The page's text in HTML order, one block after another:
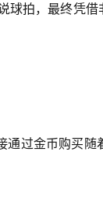
拍，最终凭
过金币购买随